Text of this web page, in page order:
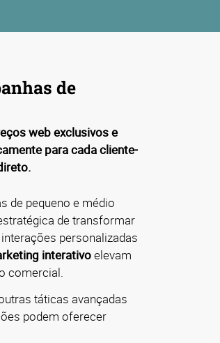
de
web exclusivos e
para cada cliente-
de pequeno e médio
de transformar
personalizadas
interativoelevam
comercial.
táticas avançadas
podem oferecer